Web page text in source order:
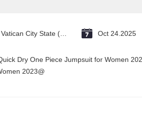
Oct 24.2025
Dry One Piece Jumpsuit for Women
2023@